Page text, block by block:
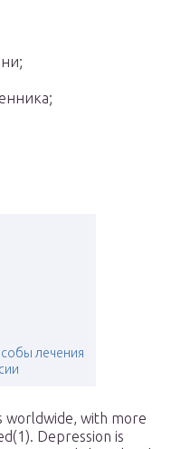
лечения
worldwide, with more
Depression is